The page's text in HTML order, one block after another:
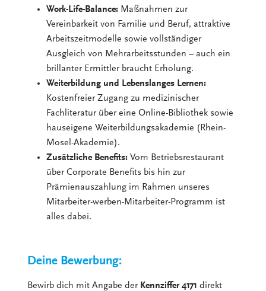
Work-Life-Balance: Maßnahmen zur
Vereinbarkeit von Familie und Beruf, attraktive
Arbeitszeitmodelle sowie vollständiger
Ausgleich von Mehrarbeitsstunden – auch ein
brillanter Ermittler braucht Erholung.
Weiterbildung und Lebenslanges Lernen:
Kostenfreier Zugang zu medizinischer
Fachliteratur über eine Online-Bibliothek sowie
hauseigene Weiterbildungsakademie (Rhein-
Mosel-Akademie).
Zusätzliche Benefits:Vom Betriebsrestaurant
über Corporate Benefits bis hin zur
Prämienauszahlung im Rahmen unseres
Mitarbeiter-werben-Mitarbeiter-Programm ist
alles dabei.
Deine Bewerbung:
Bewirb dich mit Angabe der Kennziffer 4171 direkt